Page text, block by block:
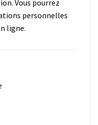
Vous pourrez
personnelles
ligne.